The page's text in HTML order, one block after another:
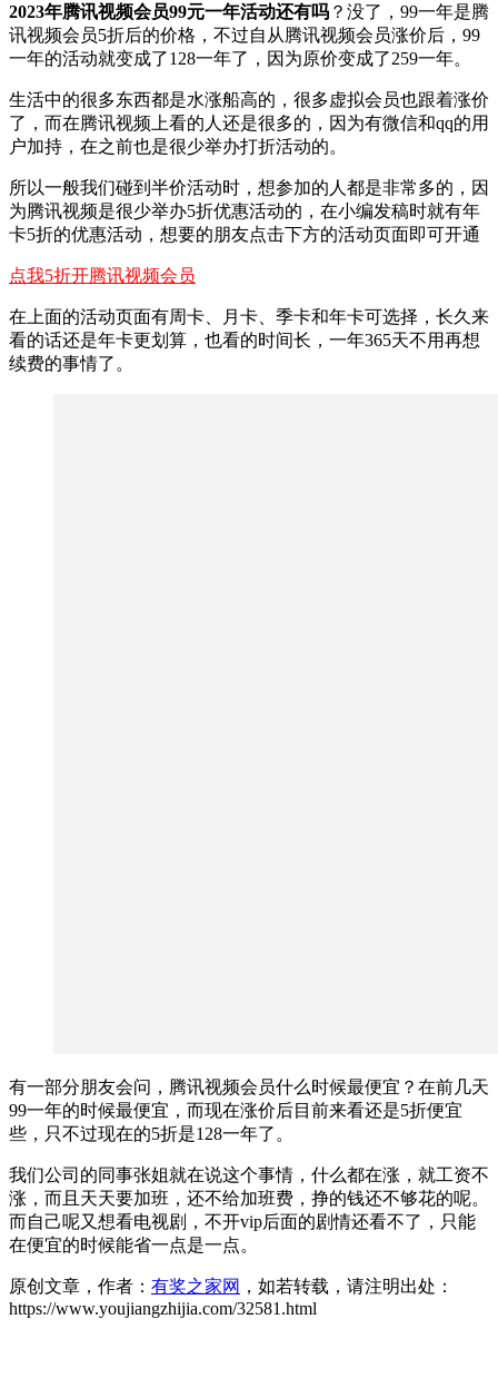
2023年腾讯视频会员99元一年活动还有吗 ？没了，99一年是腾
讯视频会员5折后的价格，不过自从腾讯视频会员涨价后，99
一年的活动就变成了128一年了，因为原价变成了259一年。
生活中的很多东西都是水涨船高的，很多虚拟会员也跟着涨价
了，而在腾讯视频上看的人还是很多的，因为有微信和qq的用
户加持，在之前也是很少举办打折活动的。
所以一般我们碰到半价活动时，想参加的人都是非常多的，因
为腾讯视频是很少举办5折优惠活动的，在小编发稿时就有年
卡5折的优惠活动，想要的朋友点击下方的活动页面即可开通
点我5折开腾讯视频会员
在上面的活动页面有周卡、月卡、季卡和年卡可选择，长久来
看的话还是年卡更划算，也看的时间长，一年365天不用再想
续费的事情了。
有一部分朋友会问，腾讯视频会员什么时候最便宜？在前几天
99一年的时候最便宜，而现在涨价后目前来看还是5折便宜
些，只不过现在的5折是128一年了。
我们公司的同事张姐就在说这个事情，什么都在涨，就工资不
涨，而且天天要加班，还不给加班费，挣的钱还不够花的呢。
而自己呢又想看电视剧，不开vip后面的剧情还看不了，只能
在便宜的时候能省一点是一点。
原创文章，作者： 有奖之家网 ，如若转载，请注明出处：
https://www.youjiangzhijia.com/32581.html